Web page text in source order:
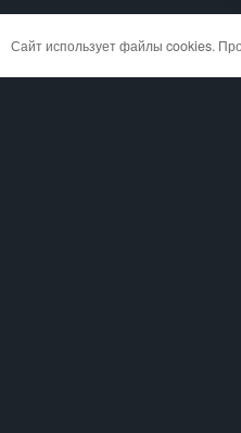
Сайт использует файлы cookies.